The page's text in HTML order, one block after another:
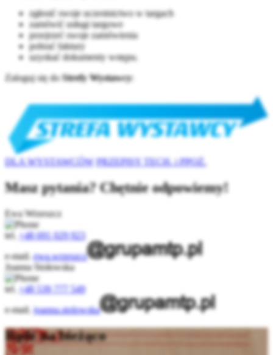
zgłosić swoje uczestnictwo w targach
zamówić usługi targowe
przejrzeć swoje zamówienia
pobrać faktury
uzyskać dokumenty wstępu.
Zaloguj się do Strefy Wystawcy:
DLA WYSTAWCÓW PRZEPISY TECH. i PPOŻ.
Masz pytania? Chętnie odpowiemy!
Ewa Wrzeszcz
tel.
+48 691 029 923
e-mail.ewa.wrzeszcz
Joanna Stołowska
tel.
+48 539 777 549
e-mail.joanna.stolowska
Bądź na bieżąco